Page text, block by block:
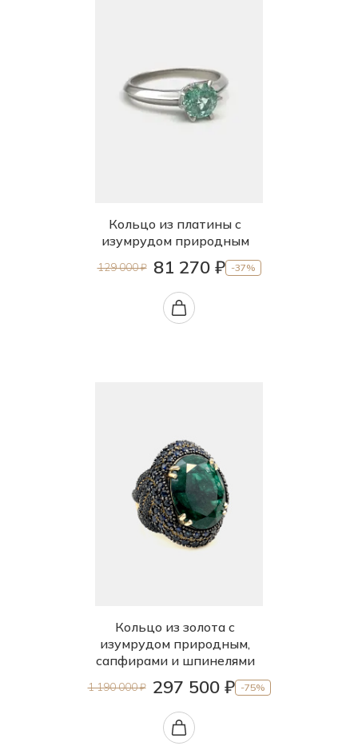
Кольцо из платины с
изумрудом природным
129 000 ₽ 81 270 ₽ -37%
Кольцо из золота с
изумрудом природным,
сапфирами и шпинелями
1 190 000 ₽ 297 500 ₽ -75%